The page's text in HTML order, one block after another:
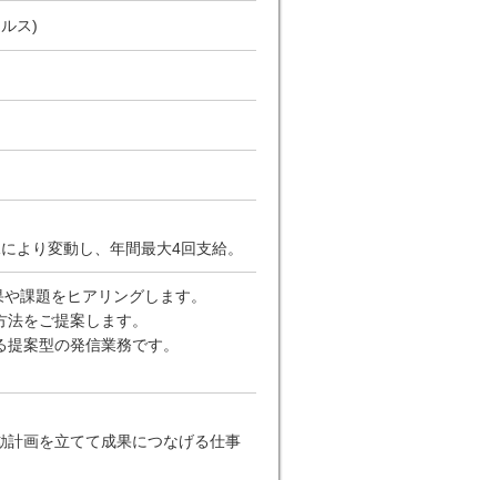
ス)
り変動し、年間最大4回支給。
課題をヒアリングします。
をご提案します。
案型の発信業務です。
画を立てて成果につなげる仕事